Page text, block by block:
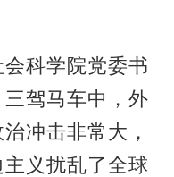
科学院党委书
驾马车中，外
冲击非常大，
义扰乱了全球